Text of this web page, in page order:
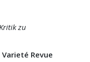
zu
Revue